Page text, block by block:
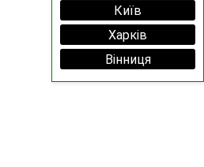
Київ
Харків
Вінниця